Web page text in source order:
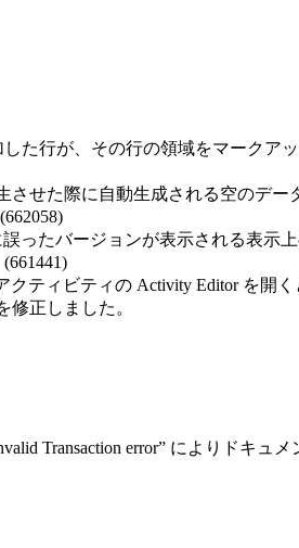
た行が、その行の領域をマークア
させた際に自動生成される空のデ
ったバージョンが表示される表示
クティビティの Activity Editor を
修正しました。
Transaction error” によりドキ